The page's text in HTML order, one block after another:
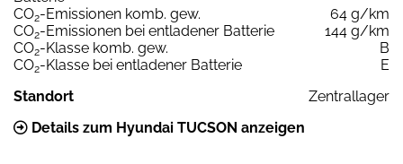
CO2-Emissionen komb. gew.
64 g/km
CO2-Emissionen bei entladener Batterie
144 g/km
CO2-Klasse komb. gew.
B
CO2-Klasse bei entladener Batterie
E
Standort
Zentrallager
Details zum Hyundai TUCSON anzeigen